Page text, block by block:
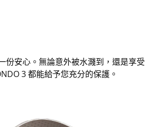
份安心。無論意外被水濺到，還是享受
3 都能給予您充分的保護。